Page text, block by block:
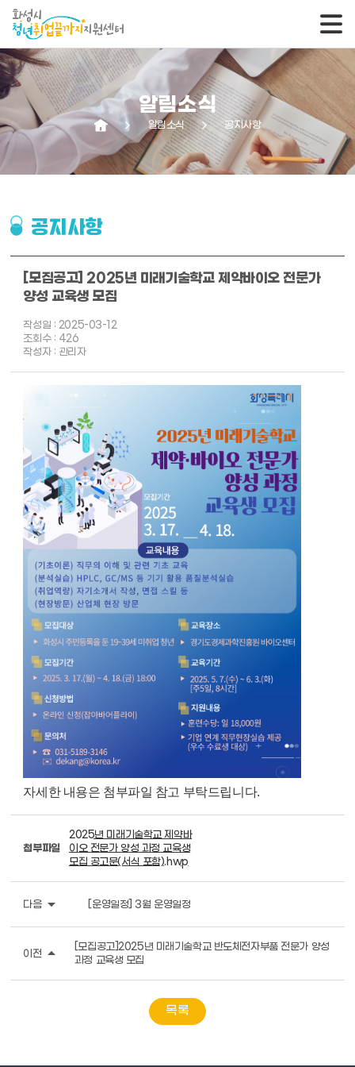
알림소식
arrow_forward_ios 알림소식 arrow_forward_ios 공지사항
공지사항
[모집공고] 2025년 미래기술학교 제약바이오 전문가
양성 교육생 모집
작성일 : 2025-03-12
조회수 : 426
작성자 : 관리자
자세한 내용은 첨부파일 참고 부탁드립니다.
첨부파일
2025년 미래기술학교 제약바
이오 전문가 양성 과정 교육생
모집 공고문(서식 포함).hwp
다음arrow_drop_down [운영일정] 3월 운영일정
이전arrow_drop_up
[모집공고]2025년 미래기술학교 반도체전자부품 전문가 양성
과정 교육생 모집
목록